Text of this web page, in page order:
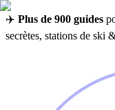
✈️ Plus de 900 guides
secrètes, stations de ski